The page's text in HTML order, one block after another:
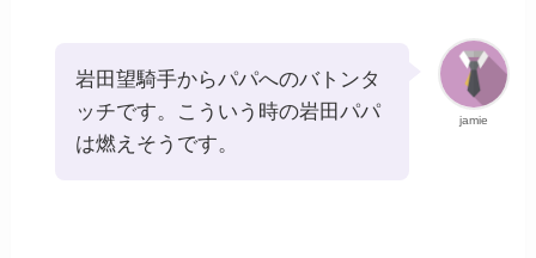
jamie
岩田望騎手からパパへのバトンタ
ッチです。こういう時の岩田パパ
は燃えそうです。